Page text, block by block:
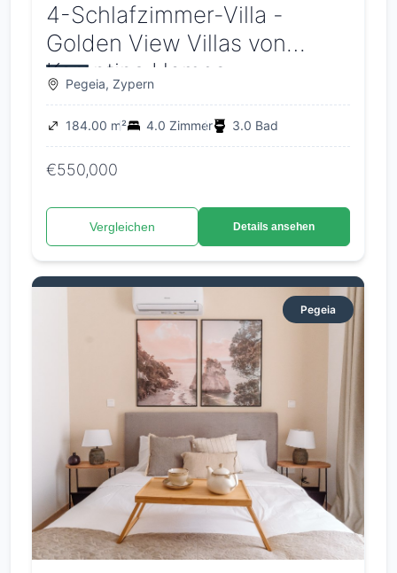
4-Schlafzimmer-Villa -
Golden View Villas von
Korantina Homes
Pegeia, Zypern
184.00 m² 4.0 Zimmer 3.0 Bad
€550,000
Vergleichen Details ansehen
Pegeia